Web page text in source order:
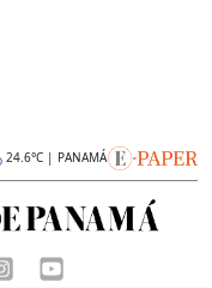
24.6°C | PANAMÁ